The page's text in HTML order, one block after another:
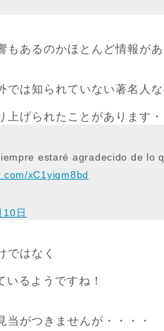
あるのかほとんど情報があ
では知られていない著名人
げられたことがあります・
estaré agradecido de lo
xC1yiqm8bd
10日
ではなく
るようですね！
がつきませんが・・・・